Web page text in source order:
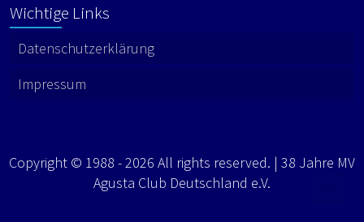
Wichtige Links
Datenschutzerklärung
Impressum
Copyright © 1988 - 2026 All rights reserved. | 38 Jahre MV
Agusta Club Deutschland e.V.